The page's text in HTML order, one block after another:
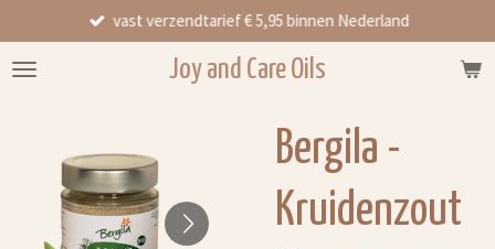
direct
naar
Joy and Care Oils
vast verzendtarief € 5,95 binnen Nederland
Bergila -
Kruidenzout